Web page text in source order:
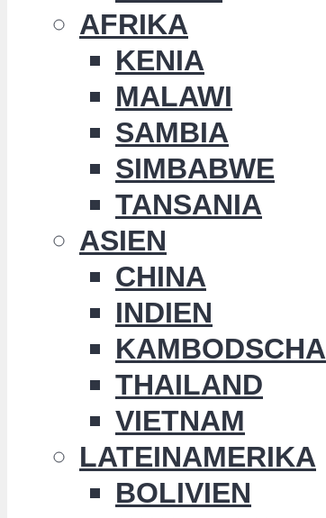
AFRIKA
KENIA
MALAWI
SAMBIA
SIMBABWE
TANSANIA
ASIEN
CHINA
INDIEN
KAMBODSCHA
THAILAND
VIETNAM
LATEINAMERIKA
BOLIVIEN